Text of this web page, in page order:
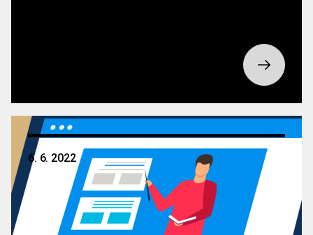
6. 6. 2022